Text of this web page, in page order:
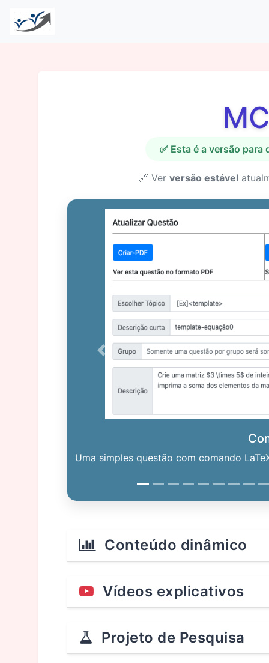
✅ Esta é a versão
🔗 Ver versão estável
Uma simples questão com comando
Previous
Conteúdo dinâmico
Vídeos explicativos
Projeto de Pesquisa